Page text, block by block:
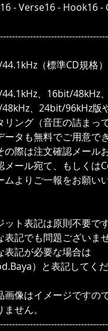
- Verse16 - Hook16 -
（標準CD規格）
、16bit/48kHz、
、24bit/96kHz版
リング（音圧の詰まっ
ータも無料でご用意で
の際は注文確認メール
メール宛て、もしくは
ムよりご一報をお願い
ット表記は原則不要で
表記でも問題ございませ
表記が必要な場合は
）と表記してくだ
像はイメージですの
せん。